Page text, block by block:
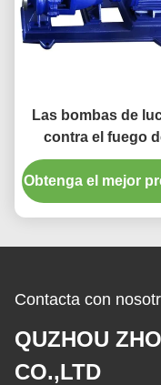
Las bombas de
contra el fuego
enfriamiento del
acondicionado
terminan la
Obtenga el mejor
Contacta con
QUZHOU
CO.,LTD